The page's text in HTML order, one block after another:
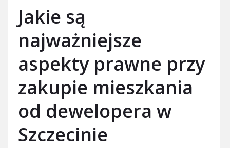
Jakie są
najważniejsze
aspekty prawne przy
zakupie mieszkania
od dewelopera w
Szczecinie